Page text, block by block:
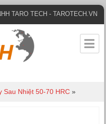
- TAROTECH.VN
Sau Nhiệt 50-70 HRC »